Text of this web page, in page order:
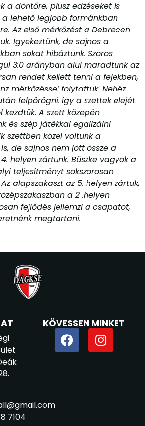
a döntőre, plusz edzéseket is
lehető legjobb formánkban
Az első mérkőzést a Debrecen
Igyekeztünk, de sajnos a
sokat hibáztunk. Szoros
3:0 arányban alul maradtunk az
rendet kellett tenni a fejekben,
mérkőzéssel folytattuk. Nehéz
felpörögni, így a szettek elejét
A szett közepén
és szép játékkal egalizálni
szettben közel voltunk a
de sajnos nem jött össze a
helyen zártunk. Büszke vagyok a
teljesítményt sokszorosan
alapszakaszt az 5. helyen zártuk,
a 2 .helyen
fejlődés jellemzi a csapatot,
megtartani.
7104
KÖVESSEN MINKET